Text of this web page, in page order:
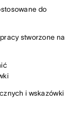
do
stworzone na
i wskazówki